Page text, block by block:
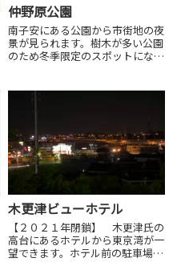
仲野原公園
南子安にある公園から市街地の夜
景が見られます。樹木が多い公園
のため冬季限定のスポットになり
木更津ビューホテル
【２０２１年閉鎖】 木更津氏の
高台にあるホテルから東京湾が一
望できます。ホテル前の駐車場か